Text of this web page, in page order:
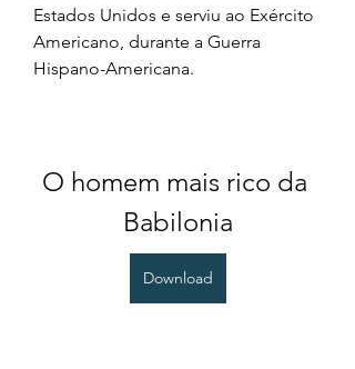
Estados Unidos e serviu ao Exército
Americano, durante a Guerra
Hispano-Americana.
O homem mais rico da
Babilonia
Download